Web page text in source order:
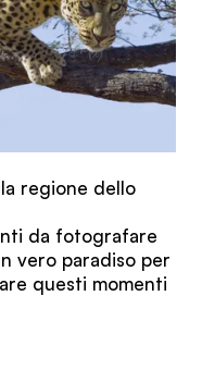
regione dello
da fotografare
vero paradiso per
questi momenti